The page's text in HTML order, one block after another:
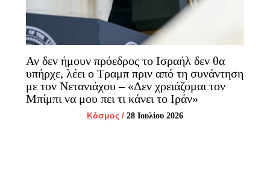
Αν δεν ήμουν πρόεδρος το Ισραήλ δεν θα
υπήρχε, λέει ο Τραμπ πριν από τη συνάντηση
με τον Νετανιάχου – «Δεν χρειάζομαι τον
Μπίμπι να μου πει τι κάνει το Ιράν»
Κόσμος / 28 Ιουλίου 2026